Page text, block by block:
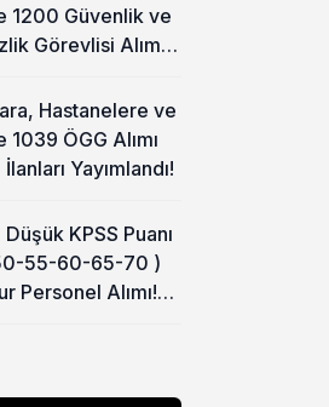
1200 Güvenlik ve
Görevlisi Alımı
Hastanelere ve
1039 ÖGG Alımı
Yayımlandı!
KPSS Puanı
55-60-65-70 )
Personel Alımı!